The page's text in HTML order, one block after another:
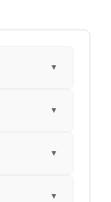
▼
▼
▼
▼